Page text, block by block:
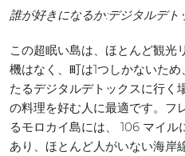
誰が好きになるか:デジタルデト
この超眠い島は、ほとんど観光
機はなく、町は1つしかないた
たるデジタルデトックスに行く
の料理を好む人に最適です。フ
るモロカイ島には、 106 マイ
あり、ほとんど人がいない海岸